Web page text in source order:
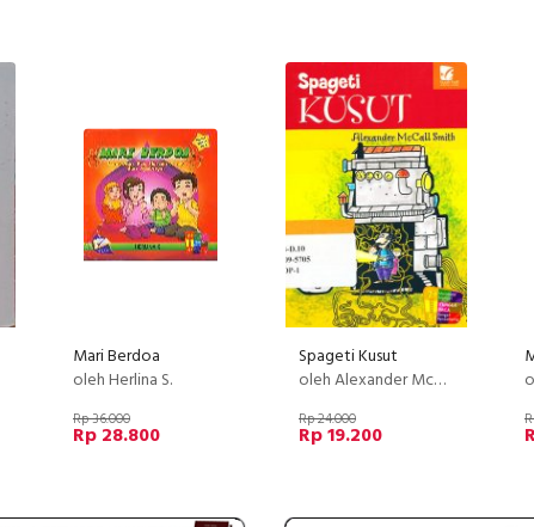
Mari Berdoa
oleh Herlina S.
Rp 36.000
Rp 28.800
Spageti Kusut
oleh Alexander McCall Smith
Rp 24.000
Rp 19.200